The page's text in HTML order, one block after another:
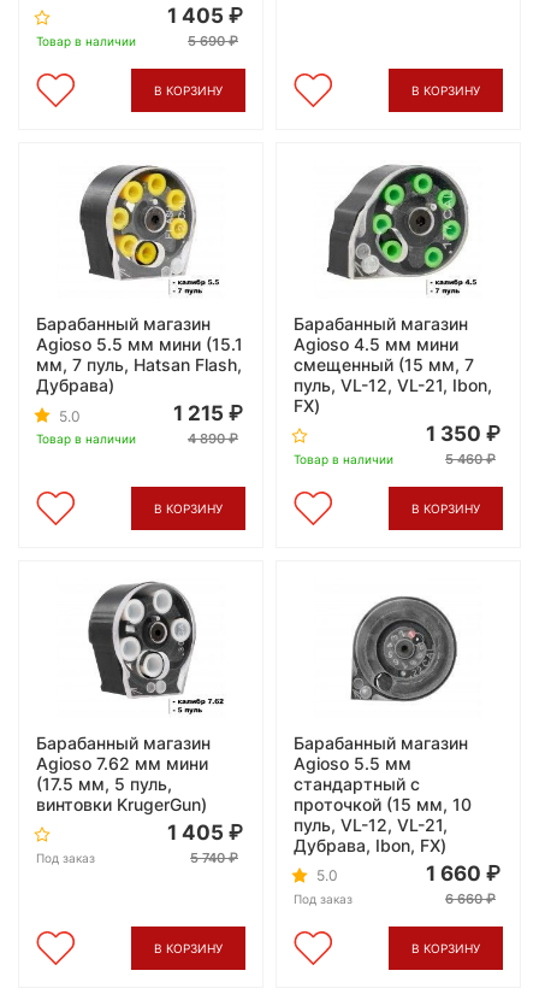
Товар в наличии
1 405
5 690
В КОРЗИНУ В КОРЗИНУ
Барабанный магазин
Agioso 5.5 мм мини (15.1
мм, 7 пуль, Hatsan Flash,
Дубрава)
5.0
Товар в наличии
1 215
4 890
В КОРЗИНУ
Барабанный магазин
Agioso 4.5 мм мини
смещенный (15 мм, 7
пуль, VL-12, VL-21, Ibon,
FX)
Товар в наличии
1 350
5 460
В КОРЗИНУ
Барабанный магазин
Agioso 7.62 мм мини
(17.5 мм, 5 пуль,
винтовки KrugerGun)
Под заказ
1 405
5 740
В КОРЗИНУ
Барабанный магазин
Agioso 5.5 мм
стандартный с
проточкой (15 мм, 10
пуль, VL-12, VL-21,
Дубрава, Ibon, FX)
5.0
Под заказ
1 660
6 660
В КОРЗИНУ